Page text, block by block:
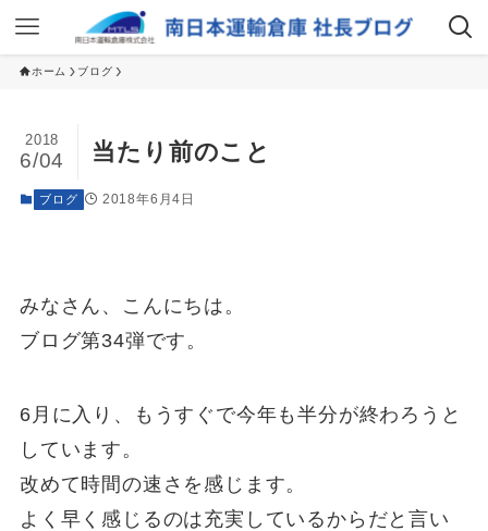
ホーム ブログ
当たり前のこと
2018
6/04
ブログ 2018年6月4日
みなさん、こんにちは。
ブログ第34弾です。
6月に入り、もうすぐで今年も半分が終わろうと
しています。
改めて時間の速さを感じます。
よく早く感じるのは充実しているからだと言い